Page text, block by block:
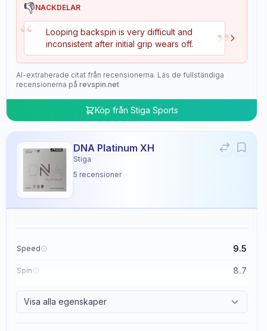
👎NACKDELAR
“
Looping backspin is very difficult and
inconsistent after initial grip wears off.
”
AI-extraherade citat från recensionerna. Läs de fullständiga
recensionerna på revspin.net
Köp från Stiga Sports
DNA Platinum XH
Stiga
5 recensioner
Speed 9.5
Spin 8.7
Visa alla egenskaper